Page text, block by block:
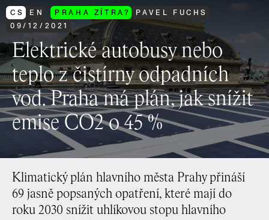
CS EN PRAHA ZÍTRA?
PAVEL FUCHS
09/ 12/ 2021
Elektrické autobusy nebo
teplo z čistírny odpadních
vod. Praha má plán, jak snížit
emise CO2 o 45 %
Klimatický plán hlavního města Prahy přináší
69 jasně popsaných opatření, které mají do
roku 2030 snížit uhlíkovou stopu hlavního